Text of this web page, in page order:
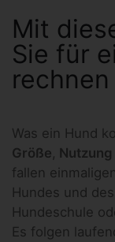
Mit
Sie für
rechnen
Was ein Hund
Größe Nutzung
fallen
Hundes und
Hundeschule
Es folgen